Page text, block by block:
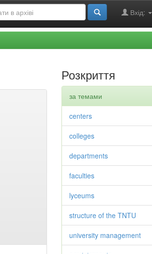
Вхід:
Розкриття
за темами
centers
colleges
departments
faculties
lyceums
structure of the TNTU
university management